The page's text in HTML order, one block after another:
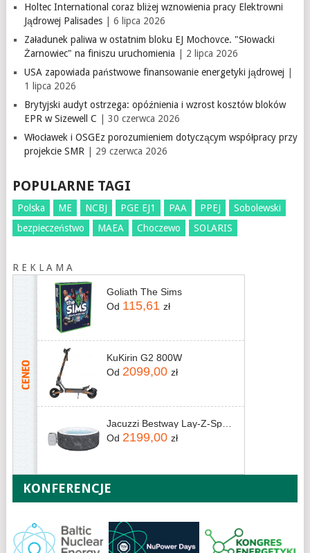
Holtec International coraz bliżej wznowienia pracy Elektrowni
Jądrowej Palisades| 6 lipca 2026
Załadunek paliwa w ostatnim bloku EJ Mochovce. "Słowacki
Żarnowiec" na finiszu uruchomienia | 2 lipca 2026
USA zapowiada państwowe finansowanie energetyki jądrowej
1 lipca 2026
Brytyjski audyt ostrzega: opóźnienia i wzrost kosztów bloków
EPR w Sizewell C | 30 czerwca 2026
Włocławek i OSGEz porozumieniem dotyczącym współpracy przy
projekcie SMR| 29 czerwca 2026
POPULARNE TAGI
Polska ME NCBJ PGE EJ1 PAA PPEJ
Sobolewski
bezpieczeństwo
MAEA Choczewo SOLARIS
R E K L A M A
Goliath The Sims
Od 115,61 zł
KuKirin G2 800W
Od 2099,00 zł
Jacuzzi Bestway Lay-Z-Spa Boracay 60175 180x66cm
Od 2199,00 zł
KONFERENCJE